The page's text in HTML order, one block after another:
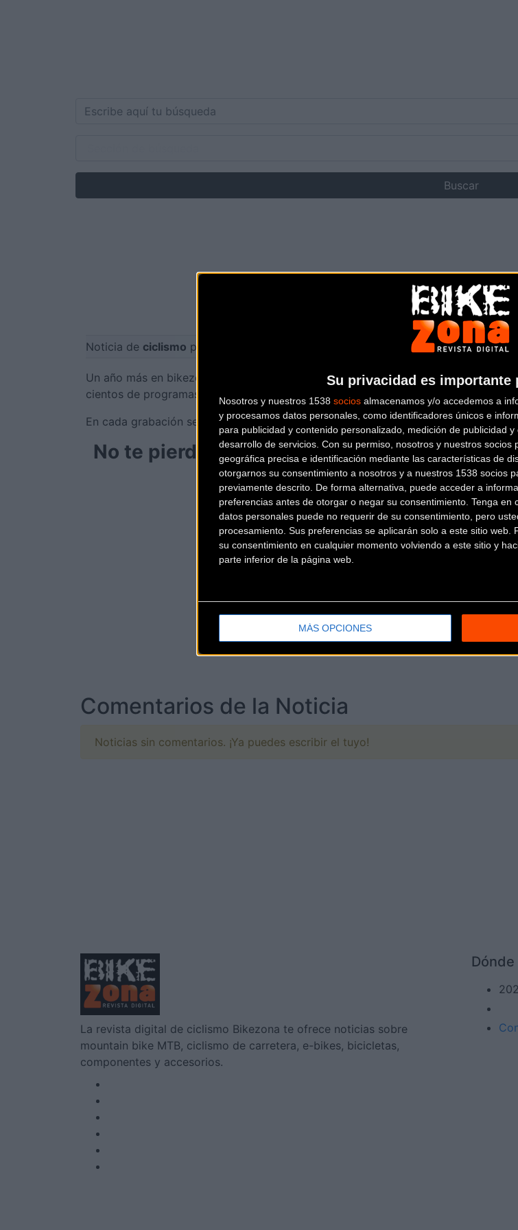
Su privacidad es importante
Nosotros y nuestros 1538 socios almacenamos y/o accedemos a
y procesamos datos personales, como identificadores únicos e
para publicidad y contenido personalizado, medición de publicidad
desarrollo de servicios. Con su permiso, nosotros y nuestros socios
geográfica precisa e identificación mediante las características de
otorgarnos su consentimiento a nosotros y a nuestros 1538 socios
previamente descrito. De forma alternativa, puede acceder a
preferencias antes de otorgar o negar su consentimiento. Tenga en
datos personales puede no requerir de su consentimiento, pero
procesamiento. Sus preferencias se aplicarán solo a este sitio web.
su consentimiento en cualquier momento volviendo a este sitio y
parte inferior de la página web.
MÁS OPCIONES
Noticia de ciclismo publicada el viernes, 28 de diciembre de 2018a las10:25h
Un año más en bikezona pasamos un poco del tema inocentadas y preferimos
cientos de programas los emitidos a través de veoplanet.com
con nuestro
En cada grabación se producen un montón de momentos divertidos que hemos
No te pierdas el vídeo, celebra los Santos
de año. ¡Nos vemos
↑↑↑↑↑↑
Comentarios de la Noticia
Noticias sin comentarios. ¡Ya puedes escribir el tuyo!
La revista digital de ciclismo Bikezona te ofrece noticias sobre
mountain bike MTB, ciclismo de carretera, e-bikes, bicicletas,
componentes y accesorios.